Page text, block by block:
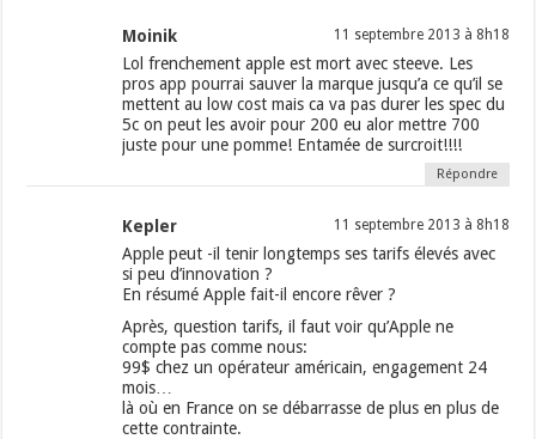
Moinik 11 septembre 2013 à 8h18
Lol frenchement apple est mort avec steeve. Les
pros app pourrai sauver la marque jusqu’a ce qu’il se
mettent au low cost mais ca va pas durer les spec du
5c on peut les avoir pour 200 eu alor mettre 700
juste pour une pomme! Entamée de surcroit!!!!
Répondre
Kepler 11 septembre 2013 à 8h18
Apple peut -il tenir longtemps ses tarifs élevés avec
si peu d’innovation ?
En résumé Apple fait-il encore rêver ?
Après, question tarifs, il faut voir qu’Apple ne
compte pas comme nous:
99$ chez un opérateur américain, engagement 24
mois…
là où en France on se débarrasse de plus en plus de
cette contrainte.